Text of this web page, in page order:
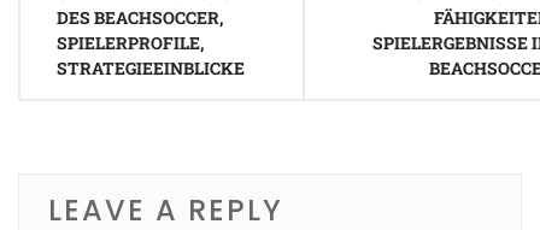
DES BEACHSOCCER,
SPIELERPROFILE,
STRATEGIEEINBLICKE
SPIELERGEBNISSE
LEAVE A REPLY